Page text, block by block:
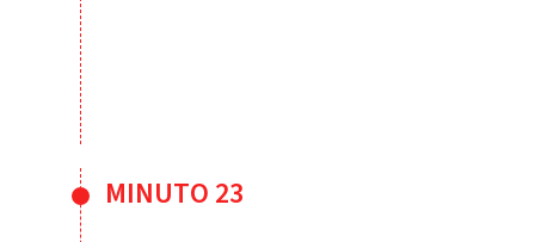
MINUTO 23